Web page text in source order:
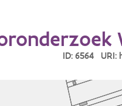
ID: 6564